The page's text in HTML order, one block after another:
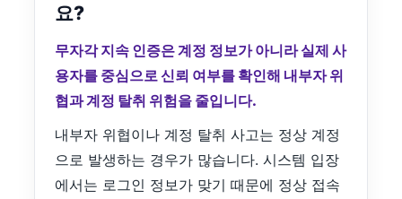
요?
무자각 지속 인증은 계정 정보가 아니라 실제 사
용자를 중심으로 신뢰 여부를 확인해 내부자 위
협과 계정 탈취 위험을 줄입니다.
내부자 위협이나 계정 탈취 사고는 정상 계정
으로 발생하는 경우가 많습니다. 시스템 입장
에서는 로그인 정보가 맞기 때문에 정상 접속